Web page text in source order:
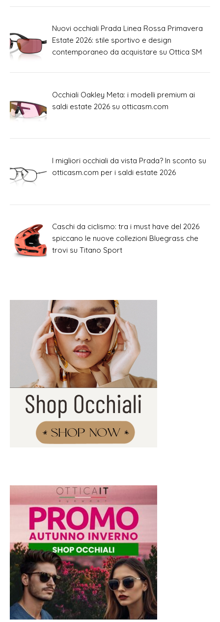
Nuovi occhiali Prada Linea Rossa Primavera
Estate 2026: stile sportivo e design
contemporaneo da acquistare su Ottica SM
Occhiali Oakley Meta: i modelli premium ai
saldi estate 2026 su otticasm.com
I migliori occhiali da vista Prada? In sconto su
otticasm.com per i saldi estate 2026
Caschi da ciclismo: tra i must have del 2026
spiccano le nuove collezioni Bluegrass che
trovi su Titano Sport